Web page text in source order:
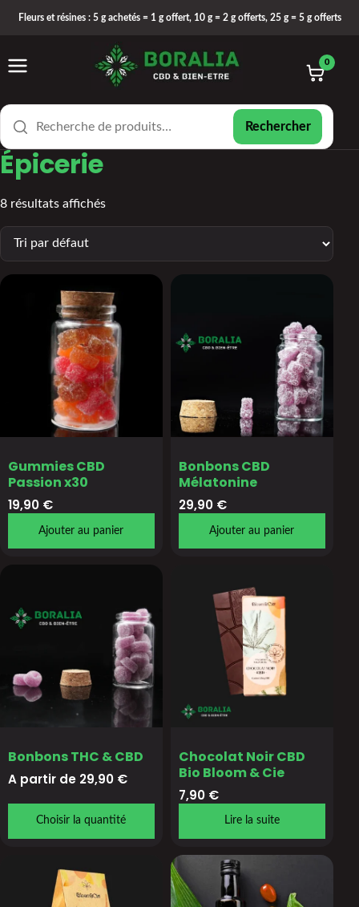
Fleurs et résines : 5 g achetés = 1 g offert, 10 g = 2 g offerts, 25 g = 5 g offerts
Rechercher un produit
Rechercher
0
Épicerie
8 résultats affichés
Gummies CBD
Passion x30
19,90 €
Ajouter au panier
Bonbons CBD
Mélatonine
29,90 €
Ajouter au panier
Bonbons THC & CBD
A partir de 29,90 €
Choisir la quantité
Chocolat Noir CBD
Bio Bloom & Cie
7,90 €
Lire la suite